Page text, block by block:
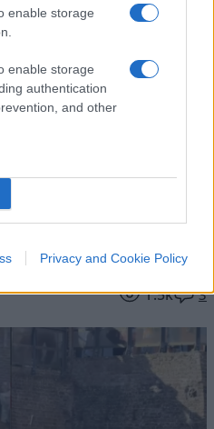
enable storage
enable storage
authentication
and other
Privacy and Cookie Policy
durante il
voltati di
di Mattarella. La Cgil:
1.5k 3